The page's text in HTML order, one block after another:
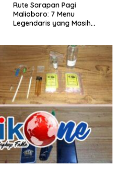
Rute Sarapan Pagi
Malioboro: 7 Menu
Legendaris yang Masih